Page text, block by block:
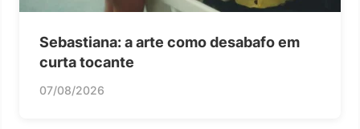
Sebastiana: a arte como desabafo em
curta tocante
07/08/2026